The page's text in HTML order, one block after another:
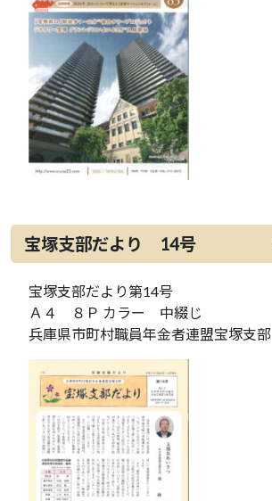
宝塚支部だより 14号
宝塚支部だより第14号
Ａ４ ８Ｐ カラー 中綴じ
兵庫県市町村職員年金者連盟宝塚支部